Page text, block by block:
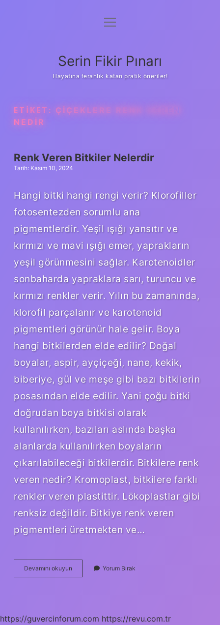
Gizlilik Politikası
Yasal Uyarı
menüyü
Serin Fikir Pınarı
Hayatına ferahlık katan pratik öneriler!
ETIKET: ÇIÇEKLERE RENK VEREN
NEDIR
Renk Veren Bitkiler Nelerdir
Tarih: Kasım 10, 2024
Hangi bitki hangi rengi verir? Klorofiller
fotosentezden sorumlu ana
pigmentlerdir. Yeşil ışığı yansıtır ve
kırmızı ve mavi ışığı emer, yaprakların
yeşil görünmesini sağlar. Karotenoidler
sonbaharda yapraklara sarı, turuncu ve
kırmızı renkler verir. Yılın bu zamanında,
klorofil parçalanır ve karotenoid
pigmentleri görünür hale gelir. Boya
hangi bitkilerden elde edilir? Doğal
boyalar, aspir, ayçiçeği, nane, kekik,
biberiye, gül ve meşe gibi bazı bitkilerin
posasından elde edilir. Yani çoğu bitki
doğrudan boya bitkisi olarak
kullanılırken, bazıları aslında başka
alanlarda kullanılırken boyaların
çıkarılabileceği bitkilerdir. Bitkilere renk
veren nedir? Kromoplast, bitkilere farklı
renkler veren plastittir. Lökoplastlar gibi
renksiz değildir. Bitkiye renk veren
pigmentleri üretmekten ve…
Devamını okuyun
Veren
Yorum Bırak
https://guvercinforum.com https://revu.com.tr